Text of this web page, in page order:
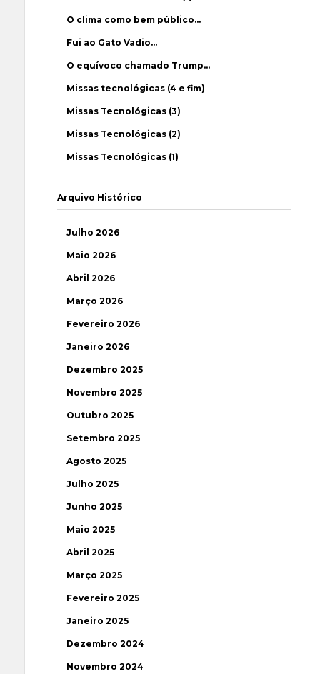
O clima como bem público…
Fui ao Gato Vadio…
O equívoco chamado Trump…
Missas tecnológicas (4 e fim)
Missas Tecnológicas (3)
Missas Tecnológicas (2)
Missas Tecnológicas (1)
Arquivo Histórico
Julho 2026
Maio 2026
Abril 2026
Março 2026
Fevereiro 2026
Janeiro 2026
Dezembro 2025
Novembro 2025
Outubro 2025
Setembro 2025
Agosto 2025
Julho 2025
Junho 2025
Maio 2025
Abril 2025
Março 2025
Fevereiro 2025
Janeiro 2025
Dezembro 2024
Novembro 2024